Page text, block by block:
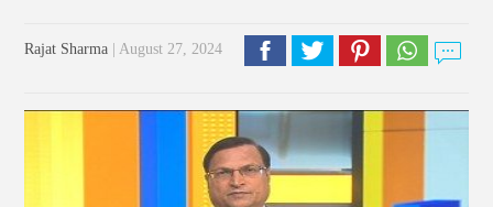
Rajat Sharma | August 27, 2024